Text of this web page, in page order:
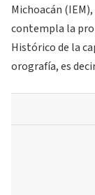
Michoacán
contempla la
Histórico de la
orografía, es